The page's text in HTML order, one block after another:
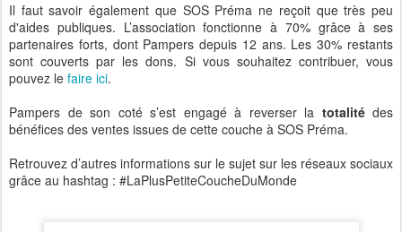
Il faut savoir également que SOS Préma ne reçoit que très peu
d'aides publiques. L’association fonctionne à 70% grâce à ses
partenaires forts, dont Pampers depuis 12 ans. Les 30% restants
sont couverts par les dons. Si vous souhaitez contribuer, vous
pouvez le faire ici.
Pampers de son coté s’est engagé à reverser la totalité des
bénéfices des ventes issues de cette couche à SOS Préma.
Retrouvez d’autres informations sur le sujet sur les réseaux sociaux
grâce au hashtag : #LaPlusPetiteCoucheDuMonde